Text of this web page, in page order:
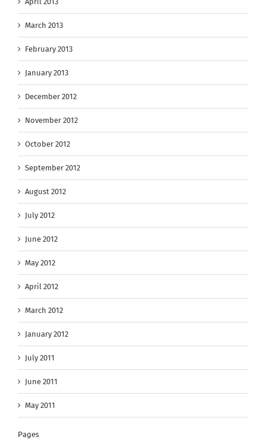
March 2013
February 2013
January 2013
December 2012
November 2012
October 2012
September 2012
August 2012
July 2012
June 2012
May 2012
April 2012
March 2012
January 2012
July 2011
June 2011
May 2011
Pages